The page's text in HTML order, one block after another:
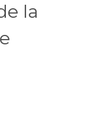
la